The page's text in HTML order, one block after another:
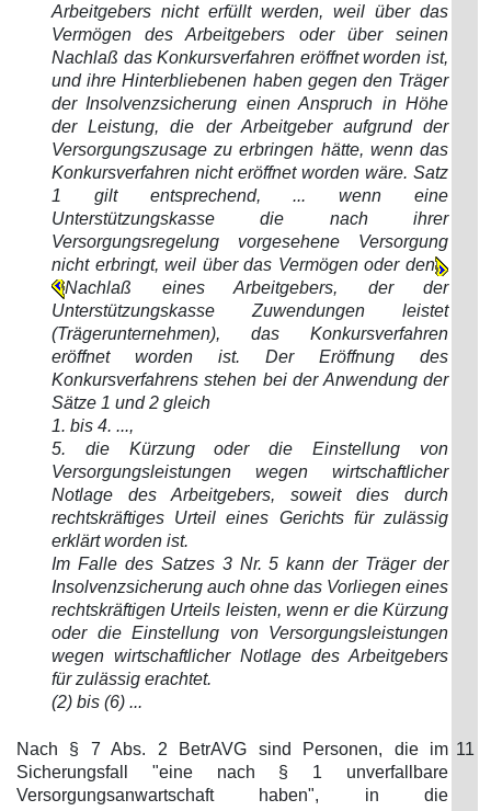
Arbeitgebers nicht erfüllt werden, weil über das
Vermögen des Arbeitgebers oder über seinen
Nachlaß das Konkursverfahren eröffnet worden ist,
und ihre Hinterbliebenen haben gegen den Träger
der Insolvenzsicherung einen Anspruch in Höhe
der Leistung, die der Arbeitgeber aufgrund der
Versorgungszusage zu erbringen hätte, wenn das
Konkursverfahren nicht eröffnet worden wäre. Satz
1 gilt entsprechend, ... wenn eine
Unterstützungskasse die nach ihrer
Versorgungsregelung vorgesehene Versorgung
nicht erbringt, weil über das Vermögen oder den
Nachlaß eines Arbeitgebers, der der
Unterstützungskasse Zuwendungen leistet
(Trägerunternehmen), das Konkursverfahren
eröffnet worden ist. Der Eröffnung des
Konkursverfahrens stehen bei der Anwendung der
Sätze 1 und 2 gleich
1. bis 4. ...,
5. die Kürzung oder die Einstellung von
Versorgungsleistungen wegen wirtschaftlicher
Notlage des Arbeitgebers, soweit dies durch
rechtskräftiges Urteil eines Gerichts für zulässig
erklärt worden ist.
Im Falle des Satzes 3 Nr. 5 kann der Träger der
Insolvenzsicherung auch ohne das Vorliegen eines
rechtskräftigen Urteils leisten, wenn er die Kürzung
oder die Einstellung von Versorgungsleistungen
wegen wirtschaftlicher Notlage des Arbeitgebers
für zulässig erachtet.
(2) bis (6) ...
Nach § 7 Abs. 2 BetrAVG sind Personen, die im
Sicherungsfall "eine nach § 1 unverfallbare
Versorgungsanwartschaft haben", in die
11